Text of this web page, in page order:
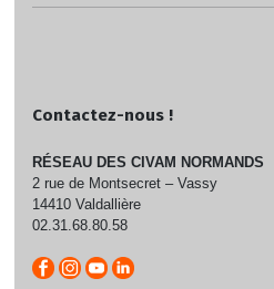
Contactez-nous !
RÉSEAU DES CIVAM NORMANDS
2 rue de Montsecret – Vassy
14410 Valdallière
02.31.68.80.58